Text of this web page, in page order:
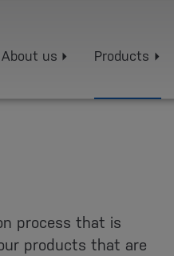
About us Products
process that is
products that are